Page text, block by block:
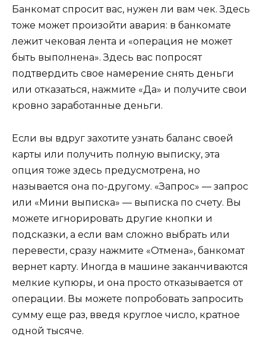
Банкомат спросит вас, нужен ли вам чек. Здесь
тоже может произойти авария: в банкомате
лежит чековая лента и «операция не может
быть выполнена». Здесь вас попросят
подтвердить свое намерение снять деньги
или отказаться, нажмите «Да» и получите свои
кровно заработанные деньги.
Если вы вдруг захотите узнать баланс своей
карты или получить полную выписку, эта
опция тоже здесь предусмотрена, но
называется она по-другому. «Запрос» — запрос
или «Мини выписка» — выписка по счету. Вы
можете игнорировать другие кнопки и
подсказки, а если вам сложно выбрать или
перевести, сразу нажмите «Отмена», банкомат
вернет карту. Иногда в машине заканчиваются
мелкие купюры, и она просто отказывается от
операции. Вы можете попробовать запросить
сумму еще раз, введя круглое число, кратное
одной тысяче.